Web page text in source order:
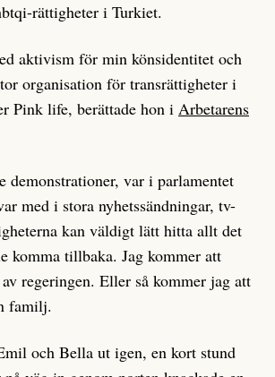
rättigheter i Turkiet.
aktivism för min könsidentitet och
organisation för transrättigheter i
Pink life, berättade hon i Arbetarens
demonstrationer, var i parlamentet
med i stora nyhetssändningar, tv-
kan väldigt lätt hitta allt det
komma tillbaka. Jag kommer att
regeringen. Eller så kommer jag att
familj.
och Bella ut igen, en kort stund